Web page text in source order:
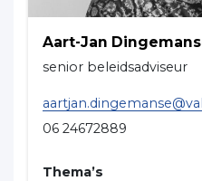
Aart-Jan
senior beleidsadviseur
06 24672889
Thema’s